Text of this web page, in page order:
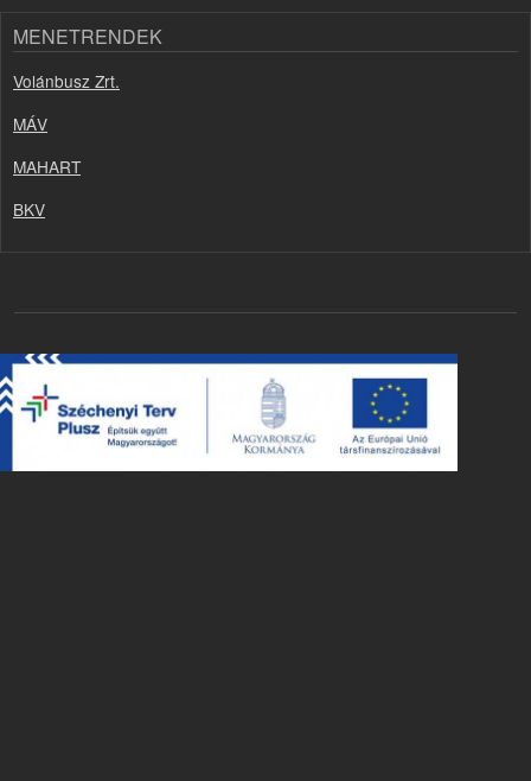
MENETRENDEK
Volánbusz Zrt.
MÁV
MAHART
BKV